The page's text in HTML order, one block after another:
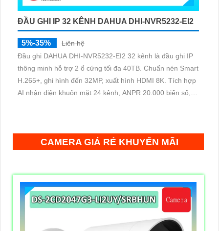
ĐẦU GHI IP 32 KÊNH DAHUA DHI-NVR5232-EI2
5%-35%
Liên hệ
Đầu ghi DAHUA DHI-NVR5232-EI2 32 kênh là đầu ghi IP
thông minh hỗ trợ 2 ổ cứng tối đa 40TB. Chuẩn nén Smart
H.265+, ghi hình đến 32MP, xuất hình HDMI 8K. Tích hợp
AI nhận diện khuôn mặt 24 kênh, ANPR 20.000 biển số,
CAMERA GIÁ RẺ KHUYẾN MÃI